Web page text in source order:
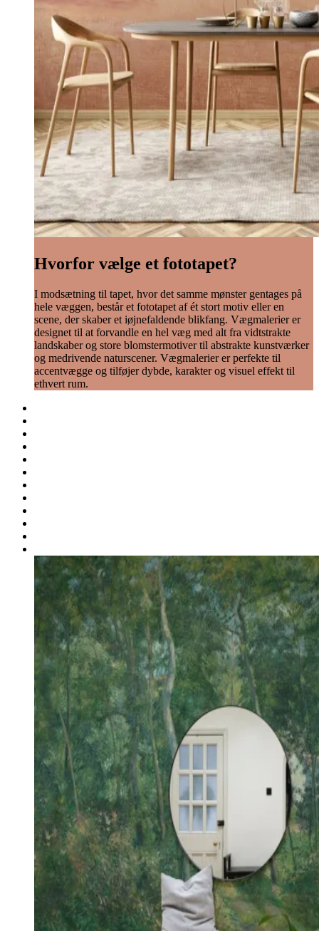
Hvorfor vælge et fototapet?
I modsætning til tapet, hvor det samme mønster gentages på
hele væggen, består et fototapet af ét stort motiv eller en
scene, der skaber et iøjnefaldende blikfang. Vægmalerier er
designet til at forvandle en hel væg med alt fra vidtstrakte
landskaber og store blomstermotiver til abstrakte kunstværker
og medrivende naturscener. Vægmalerier er perfekte til
accentvægge og tilføjer dybde, karakter og visuel effekt til
ethvert rum.